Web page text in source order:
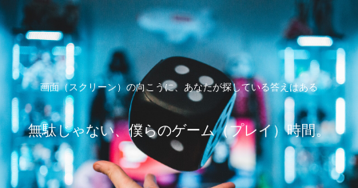
画面（スクリーン）の向こうに、あなたが探している答えはある
無駄じゃない、僕らのゲーム（プレイ）時間。